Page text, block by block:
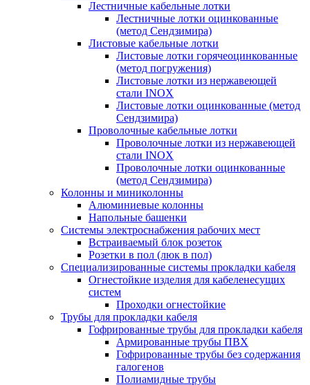
Лестничные кабельные лотки
Лестничные лотки оцинкованные
(метод Сендзимира)
Листовые кабельные лотки
Листовые лотки горячеоцинкованные
(метод погружения)
Листовые лотки из нержавеющей
стали INOX
Листовые лотки оцинкованные (метод
Сендзимира)
Проволочные кабельные лотки
Проволочные лотки из нержавеющей
стали INOX
Проволочные лотки оцинкованные
(метод Сендзимира)
Колонны и миниколонны
Алюминиевые колонны
Напольные башенки
Системы электроснабжения рабочих мест
Встраиваемый блок розеток
Розетки в пол (люк в пол)
Специализированные системы прокладки кабеля
Огнестойкие изделия для кабеленесущих
систем
Проходки огнестойкие
Трубы для прокладки кабеля
Гофрированные трубы для прокладки кабеля
Армированные трубы ПВХ
Гофрированные трубы без содержания
галогенов
Полиамидные трубы